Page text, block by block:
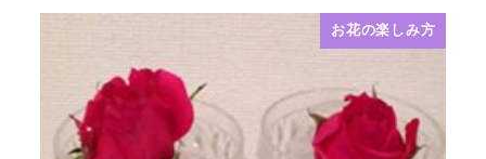
お花の楽しみ方